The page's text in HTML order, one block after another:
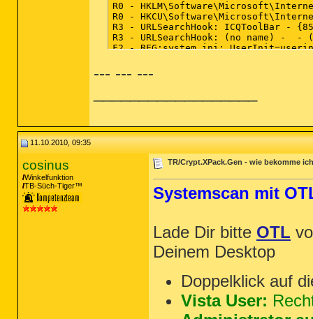
--- --- ---
11.10.2010, 09:35
cosinus
Winkelfunktion
TB-Süch-Tiger™
TR/Crypt.XPack.Gen - wie bekomme
Systemscan mit
Lade Dir bitte OTL
Deinem Desktop
Doppelklick auf
Vista User: